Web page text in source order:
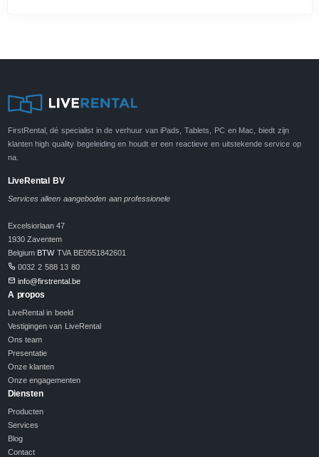
FirstRental, dé specialist in de verhuur van iPads, Tablets, PC en Mac, biedt zijn
klanten high quality begeleiding en houdt er een reactieve en uitstekende service op
na.
LiveRental BV
Services alleen aangeboden aan professionele
Excelsiorlaan 47
1930 Zaventem
Belgium BTWTVA BE0551842601
0032 2 588 13 80
info@firstrental.be
A propos
LiveRental in beeld
Vestigingen van LiveRental
Ons team
Presentatie
Onze klanten
Onze engagementen
Diensten
Producten
Services
Blog
Contact